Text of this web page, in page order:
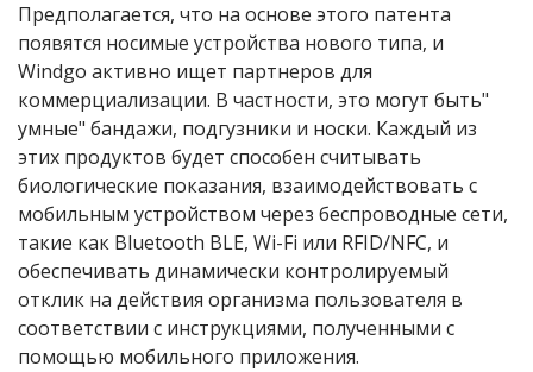
Предполагается, что на основе этого патента
появятся носимые устройства нового типа, и
Windgo активно ищет партнеров для
коммерциализации. В частности, это могут быть"
умные" бандажи, подгузники и носки. Каждый из
этих продуктов будет способен считывать
биологические показания, взаимодействовать с
мобильным устройством через беспроводные сети,
такие как Bluetooth BLE, Wi-Fi или RFID/NFC, и
обеспечивать динамически контролируемый
отклик на действия организма пользователя в
соответствии с инструкциями, полученными с
помощью мобильного приложения.